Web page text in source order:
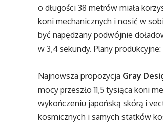
o długości 38 metrów miała
koni mechanicznych i nosić w
być napędzany podwójnie
w 3,4 sekundy. Plany
Najnowsza propozycja Gray
mocy przeszło 11,5 tysiąca koni
wykończeniu japońską skórą i
kosmicznych i samych statków